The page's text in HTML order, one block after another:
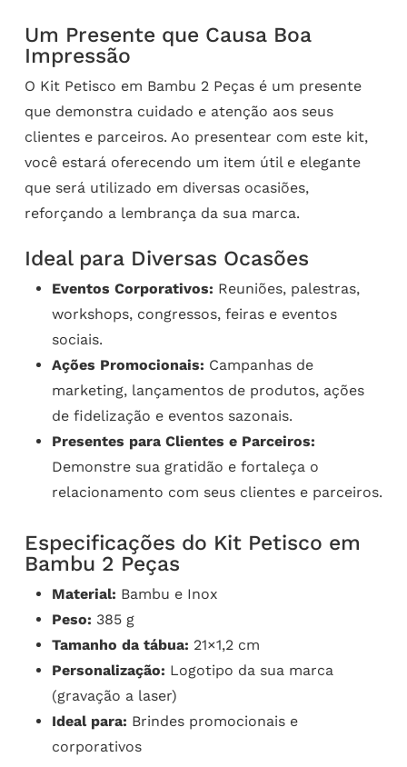
Um Presente que Causa Boa
Impressão
O Kit Petisco em Bambu 2 Peças é um presente
que demonstra cuidado e atenção aos seus
clientes e parceiros. Ao presentear com este kit,
você estará oferecendo um item útil e elegante
que será utilizado em diversas ocasiões,
reforçando a lembrança da sua marca.
Ideal para Diversas Ocasões
Eventos Corporativos: Reuniões, palestras,
workshops, congressos, feiras e eventos
sociais.
Ações Promocionais: Campanhas de
marketing, lançamentos de produtos, ações
de fidelização e eventos sazonais.
Presentes para Clientes e Parceiros:
Demonstre sua gratidão e fortaleça o
relacionamento com seus clientes e parceiros.
Especificações do Kit Petisco em
Bambu 2 Peças
Material: Bambu e Inox
Peso: 385 g
Tamanho da tábua: 21×1,2 cm
Personalização: Logotipo da sua marca
(gravação a laser)
Ideal para: Brindes promocionais e
corporativos